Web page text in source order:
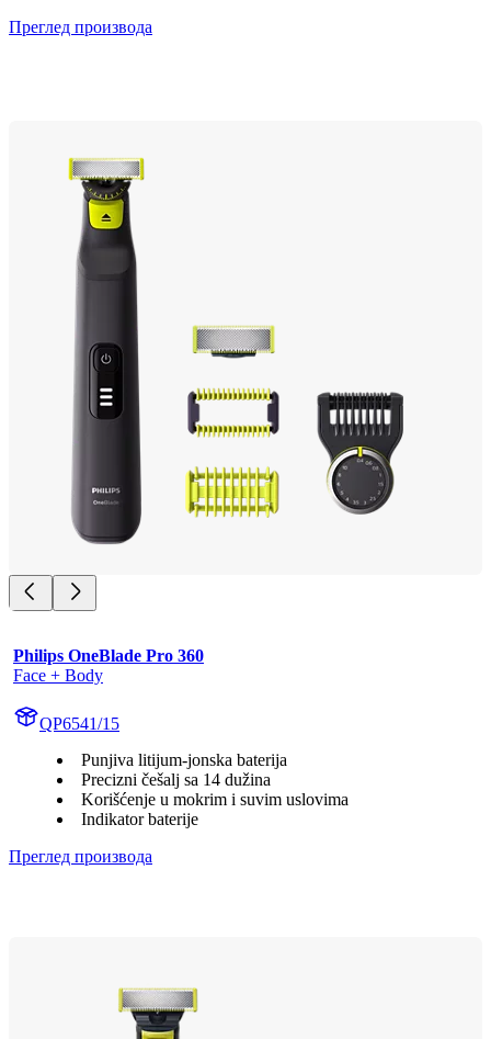
Преглед производа
Philips OneBlade Pro 360
Face + Body
QP6541/15
Punjiva litijum-jonska baterija
Precizni češalj sa 14 dužina
Korišćenje u mokrim i suvim uslovima
Indikator baterije
Преглед производа